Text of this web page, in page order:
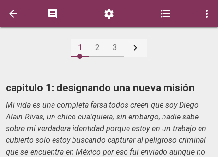
    
1 2 3 
capitulo 1: designando una nueva misión
Mi vida es una completa farsa todos creen que soy Diego
Alain Rivas, un chico cualquiera, sin embargo, nadie sabe
sobre mi verdadera identidad porque estoy en un trabajo en
cubierto solo estoy buscando capturar al peligroso criminal
que se encuentra en México por eso fui enviado aunque no